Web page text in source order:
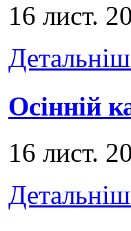
16 лист.
Осінній
16 лист.